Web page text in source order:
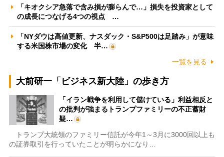
「キオクシア急落で含み損が膨らんで…」損失を投資家として
の成長につなげる4つの視点 …
「NYダウは高値更新、ナスダック・S&P500は足踏み」が意味
する米国株市場の変化 半…
一覧を見る
大前研一「ビジネス新大陸」の歩き方
「イラン戦争を利用して儲けている」利益相反と
の批判が強まるトランプファミリーの不正蓄財
疑…
トランプ大統領のファミリー信託が今年1～3月に3000回以上も
の証券取引を行っていたことが明らかになり…